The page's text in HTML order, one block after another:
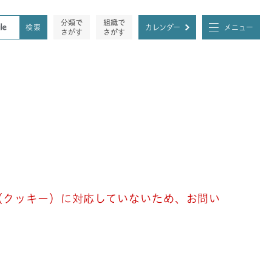
分類で
さがす
組織で
さがす
カレンダー メニュー
ッキー）に対応していないため、お問い